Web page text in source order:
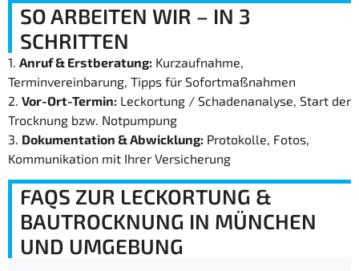
SO ARBEITEN WIR – IN 3
SCHRITTEN
1. Anruf & Erstberatung: Kurzaufnahme,
Terminvereinbarung, Tipps für Sofortmaßnahmen
2. Vor-Ort-Termin: Leckortung / Schadenanalyse, Start der
Trocknung bzw. Notpumpung
3. Dokumentation & Abwicklung: Protokolle, Fotos,
Kommunikation mit Ihrer Versicherung
FAQS ZUR LECKORTUNG &
BAUTROCKNUNG IN MÜNCHEN
UND UMGEBUNG